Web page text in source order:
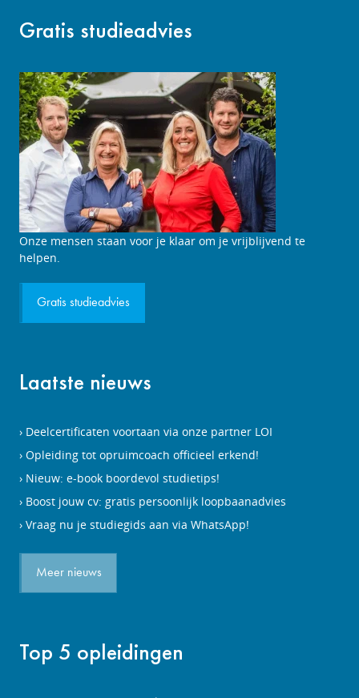
Gratis studieadvies
Studieadviesgesprek
aanvragen
Onze mensen staan voor je klaar om je vrijblijvend te
helpen.
Gratis studieadvies
Laatste nieuws
Deelcertificaten voortaan via onze partner LOI
Opleiding tot opruimcoach officieel erkend!
Nieuw: e-book boordevol studietips!
Boost jouw cv: gratis persoonlijk loopbaanadvies
Vraag nu je studiegids aan via WhatsApp!
Meer nieuws
Top 5 opleidingen